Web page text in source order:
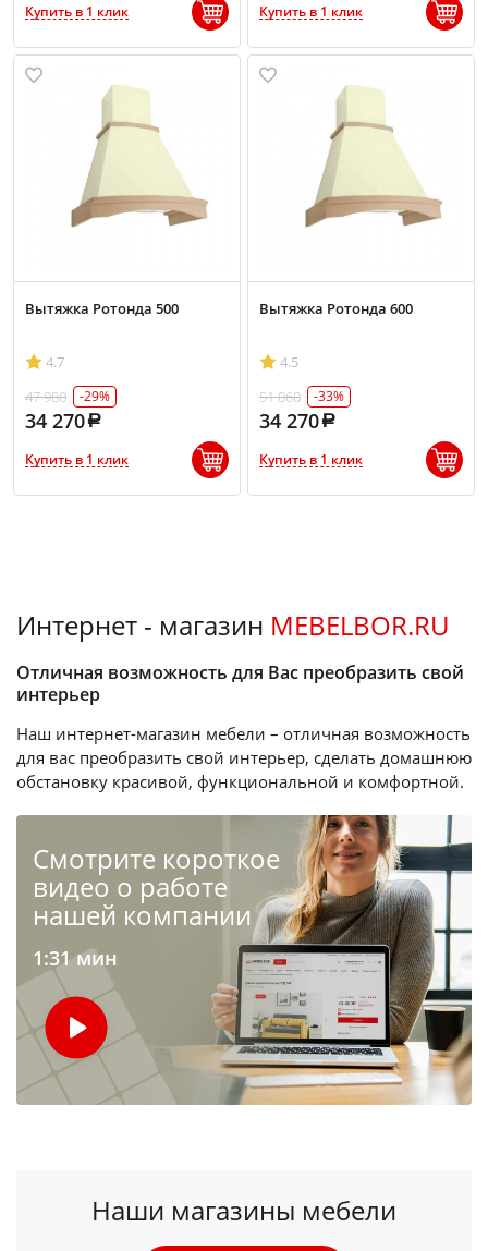
Купить в 1 клик Купить в 1 клик
Вытяжка Ротонда 500
4.7
47 980
-29%
34 270
Купить в 1 клик
Вытяжка Ротонда 600
4.5
51 060
-33%
34 270
Купить в 1 клик
Интернет - магазин MEBELBOR.RU
Отличная возможность для Вас преобразить свой
интерьер
Наш интернет-магазин мебели – отличная возможность
для вас преобразить свой интерьер, сделать домашнюю
обстановку красивой, функциональной и комфортной.
Cмотрите короткое
видео о работе
нашей компании
1:31 мин
Наши магазины мебели